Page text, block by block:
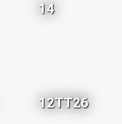
14
12TT26